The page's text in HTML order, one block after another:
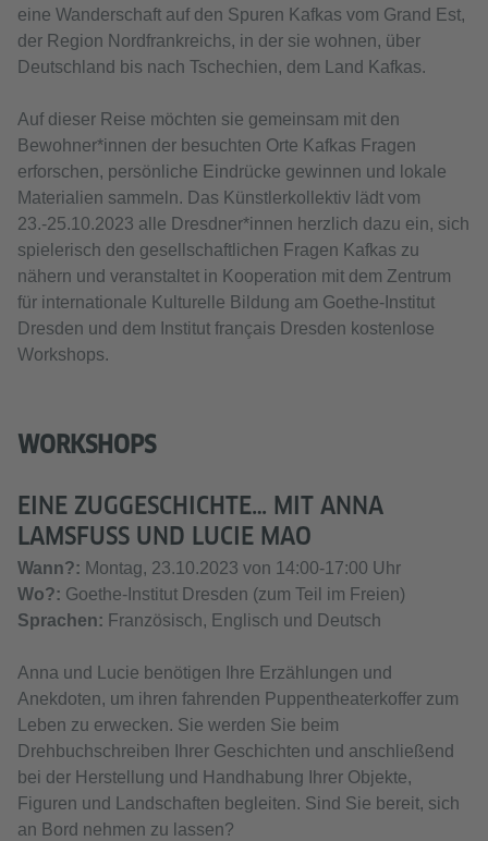
eine Wanderschaft auf den Spuren Kafkas vom Grand Est,
der Region Nordfrankreichs, in der sie wohnen, über
Deutschland bis nach Tschechien, dem Land Kafkas.
Auf dieser Reise möchten sie gemeinsam mit den
Bewohner*innen der besuchten Orte Kafkas Fragen
erforschen, persönliche Eindrücke gewinnen und lokale
Materialien sammeln. Das Künstlerkollektiv lädt vom
23.-25.10.2023 alle Dresdner*innen herzlich dazu ein, sich
spielerisch den gesellschaftlichen Fragen Kafkas zu
nähern und veranstaltet in Kooperation mit dem Zentrum
für internationale Kulturelle Bildung am Goethe-Institut
Dresden und dem Institut français Dresden kostenlose
Workshops.
WORKSHOPS
EINE ZUGGESCHICHTE… MIT ANNA
LAMSFUSS UND LUCIE MAO
Wann?: Montag, 23.10.2023 von 14:00-17:00 Uhr
Wo?: Goethe-Institut Dresden (zum Teil im Freien)
Sprachen: Französisch, Englisch und Deutsch
Anna und Lucie benötigen Ihre Erzählungen und
Anekdoten, um ihren fahrenden Puppentheaterkoffer zum
Leben zu erwecken. Sie werden Sie beim
Drehbuchschreiben Ihrer Geschichten und anschließend
bei der Herstellung und Handhabung Ihrer Objekte,
Figuren und Landschaften begleiten. Sind Sie bereit, sich
an Bord nehmen zu lassen?